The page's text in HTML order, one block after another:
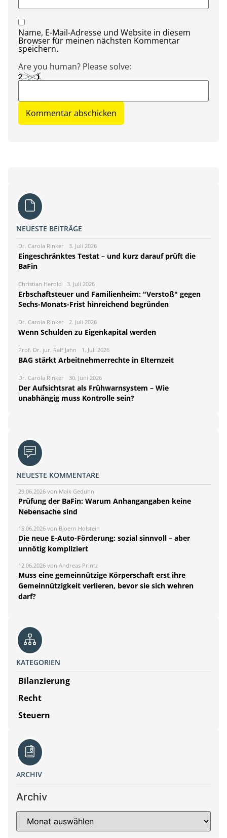
Name, E-Mail-Adresse und Website in diesem
Browser für meinen nächsten Kommentar
speichern.
Are you human? Please solve:
NEUESTE BEITRÄGE
Dr. Carola Rinker 3. Juli 2026
Eingeschränktes Testat – und kurz darauf prüft die
BaFin
Christian Herold 3. Juli 2026
Erbschaftsteuer und Familienheim: "Verstoß" gegen
Sechs-Monats-Frist hinreichend begründen
Dr. Carola Rinker 2. Juli 2026
Wenn Schulden zu Eigenkapital werden
Prof. Dr. jur. Ralf Jahn 1. Juli 2026
BAG stärkt Arbeitnehmerrechte in Elternzeit
Dr. Carola Rinker 30. Juni 2026
Der Aufsichtsrat als Frühwarnsystem – Wie
unabhängig muss Kontrolle sein?
NEUESTE KOMMENTARE
29.06.2026 von Maik Geduhn
Prüfung der BaFin: Warum Anhangangaben keine
Nebensache sind
15.06.2026 von Bjoern Holstein
Die neue E-Auto-Förderung: sozial sinnvoll – aber
unnötig kompliziert
12.06.2026 von Andreas Printz
Muss eine gemeinnützige Körperschaft erst ihre
Gemeinnützigkeit verlieren, bevor sie sich wehren
darf?
KATEGORIEN
Bilanzierung
Recht
Steuern
ARCHIV
Archiv